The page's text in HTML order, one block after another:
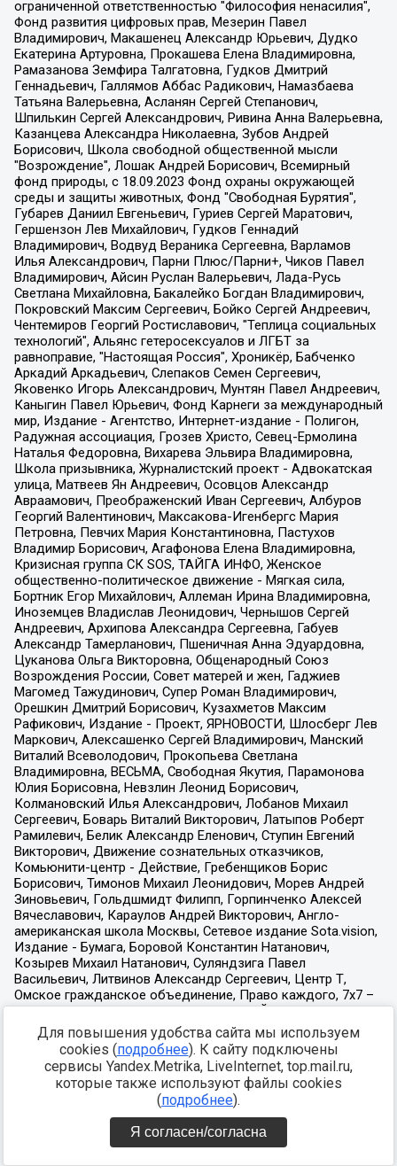
Для повышения удобства сайта мы используем
cookies (подробнее). К сайту подключены
сервисы Yandex.Metrika, LiveInternet, top.mail.ru,
которые также используют файлы cookies
(подробнее).
Я согласен/согласна